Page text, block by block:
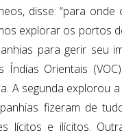
disse: “para
explorar os portos
para gerir seu
Índias Orientais
A segunda explorou
fizeram de
lícitos e ilícitos.